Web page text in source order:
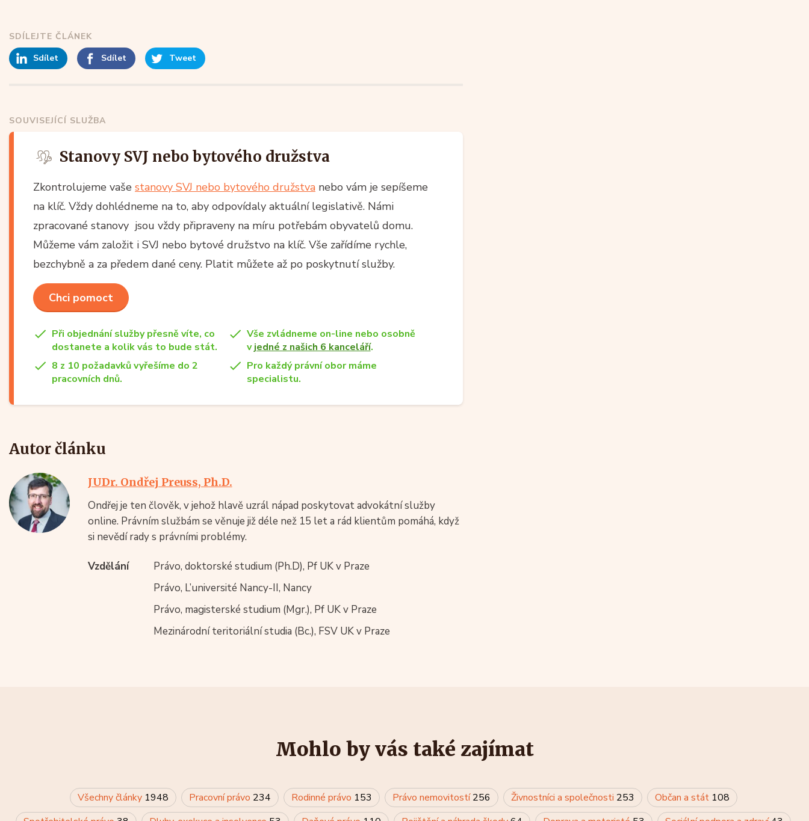
SDÍLEJTE ČLÁNEK
Sdílet
Sdílet Tweet
SOUVISEJÍCÍ SLUŽBA
Stanovy SVJ nebo bytového družstva
Zkontrolujeme vaše stanovy SVJ nebo bytového družstva nebo vám je sepíšeme
na klíč. Vždy dohlédneme na to, aby odpovídaly aktuální legislativě. Námi
zpracované stanovy jsou vždy připraveny na míru potřebám obyvatelů domu.
Můžeme vám založit i SVJ nebo bytové družstvo na klíč. Vše zařídíme rychle,
bezchybně a za předem dané ceny. Platit můžete až po poskytnutí služby.
Chci pomoct
Při objednání služby přesně víte, co
dostanete a kolik vás to bude stát.
Vše zvládneme on-line nebo osobně
vjedné z našich 6 kanceláří.
8 z 10 požadavků vyřešíme do 2
pracovních dnů.
Pro každý právní obor máme
specialistu.
Autor článku
JUDr. Ondřej Preuss, Ph.D.
Ondřej je ten člověk, v jehož hlavě uzrál nápad poskytovat advokátní služby
online. Právním službám se věnuje již déle než 15 let a rád klientům pomáhá, když
si nevědí rady s právními problémy.
Vzdělání
Právo, doktorské studium (Ph.D), Pf UK v Praze
Právo, L’université Nancy-II, Nancy
Právo, magisterské studium (Mgr.), Pf UK v Praze
Mezinárodní teritoriální studia (Bc.), FSV UK v Praze
Mohlo by vás také zajímat
Všechny články 1948 Pracovní právo 234 Rodinné právo 153 Právo nemovitostí256 Živnostníci a společnosti 253 Občan a stát 108